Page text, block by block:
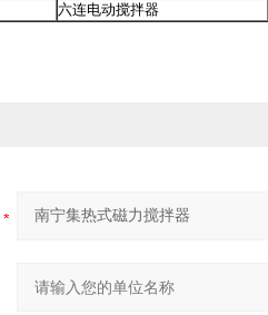
六连电动搅拌器